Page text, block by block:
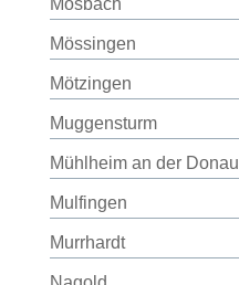
Mosbach
Mössingen
Mötzingen
Muggensturm
Mühlheim an der Donau
Mulfingen
Murrhardt